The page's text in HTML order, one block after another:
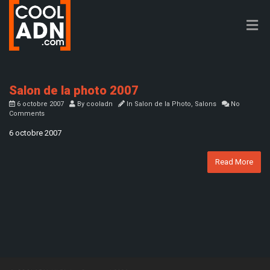
Salon de la photo 2007
6 octobre 2007 By cooladn In Salon de la Photo, Salons
No
Comments
6 octobre 2007
Read More